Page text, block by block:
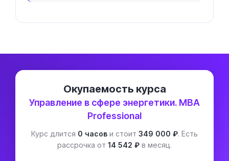
Окупаемость курса
Управление в сфере энергетики. MBA
Professional
Курс длится 0 часов и стоит 349 000 ₽. Есть
рассрочка от 14 542 ₽ в месяц.